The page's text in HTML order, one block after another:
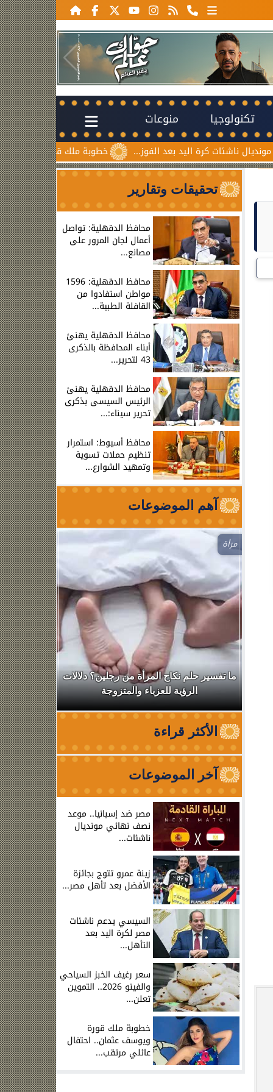
تكنولوجيا منوعات
خطوبة ملك قورة ويوسف عثمان.. احتفال اليد بعد الفوز...
تحقيقات وتقارير
محافظ الدقهلية: تواصل
أعمال لجان المرور على
مصانع...
محافظ الدقهلية: 1596
مواطن استفادوا من
القافلة الطبية...
محافظ الدقهلية يهنئ
أبناء المحافظة بالذكرى
43 لتحرير...
محافظ الدقهلية يهنئ
الرئيس السيسى بذكرى
تحرير سيناء:...
محافظ أسيوط: استمرار
تنظيم حملات تسوية
وتمهيد الشوارع...
آهم الموضوعات
مرأة
ما تفسير حلم نكاح المرأة من رجلين؟ دلالات
الرؤية للعزباء والمتزوجة
نقابة
من
الأكثر قراءة
آخر الموضوعات
مصر ضد إسبانيا.. موعد
نصف نهائي مونديال
ناشئات...
زينة عمرو تتوج بجائزة
الأفضل بعد تأهل مصر...
السيسي يدعم ناشئات
مصر لكرة اليد بعد
التأهل...
سعر رغيف الخبز السياحي
والفينو 2026.. التموين
تعلن...
خطوبة ملك قورة
ويوسف عثمان.. احتفال
عائلي مرتقب...